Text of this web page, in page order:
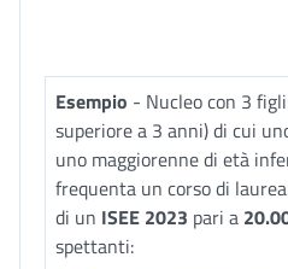
Esempio - Nucleo con 3
superiore a 3 anni) di cui
uno maggiorenne di età
frequenta un corso di
di un ISEE 2023 pari a
spettanti: